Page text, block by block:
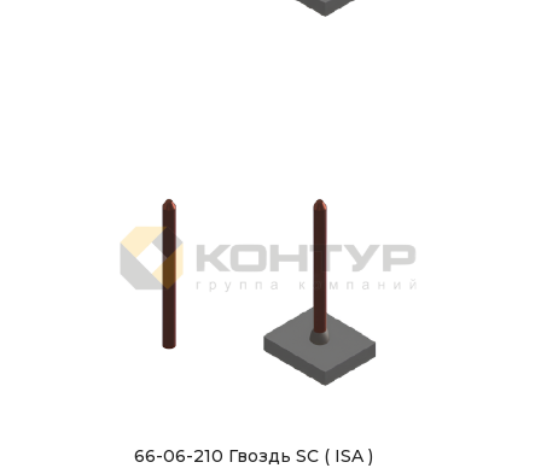
66-06-210 Гвоздь SC ( ISA )